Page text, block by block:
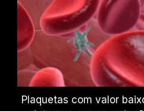
Plaquetas com valor